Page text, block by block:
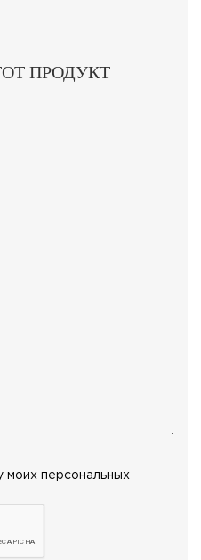
ПРОДУКТ
моих персональных